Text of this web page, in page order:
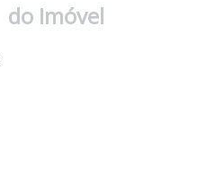
do Imóvel